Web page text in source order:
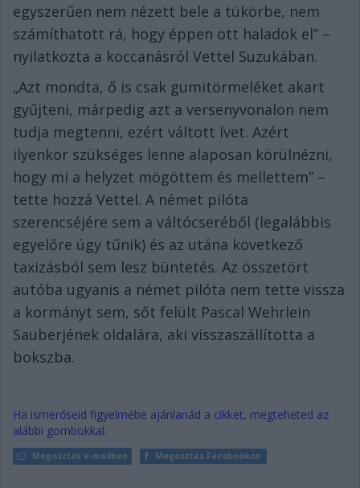
egyszerűen nem nézett bele a tükörbe, nem
számíthatott rá, hogy éppen ott haladok el” –
nyilatkozta a koccanásról Vettel Suzukában.
„Azt mondta, ő is csak gumitörmeléket akart
gyűjteni, márpedig azt a versenyvonalon nem
tudja megtenni, ezért váltott ívet. Azért
ilyenkor szükséges lenne alaposan körülnézni,
hogy mi a helyzet mögöttem és mellettem” –
tette hozzá Vettel. A német pilóta
szerencséjére sem a váltócseréből (legalábbis
egyelőre úgy tűnik) és az utána következő
taxizásból sem lesz büntetés. Az összetört
autóba ugyanis a német pilóta nem tette vissza
a kormányt sem, sőt felült Pascal Wehrlein
Sauberjének oldalára, aki visszaszállította a
bokszba.
Ha ismerőseid figyelmébe ajánlanád a cikket, megteheted az
alábbi gombokkal:
Megosztás e-mailben Megosztás Facebookon